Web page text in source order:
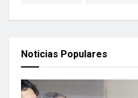
Noticias Populares